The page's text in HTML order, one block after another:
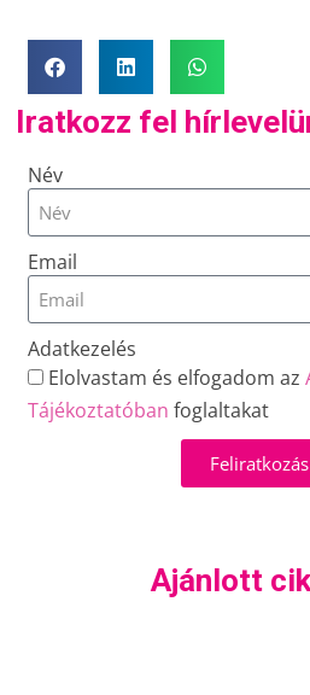
Iratkozz fel
Név
Email
Adatkezelés
Elolvastam és elfogadom az
Tájékoztatóban foglaltakat
Feliratkozás
Ajánlott